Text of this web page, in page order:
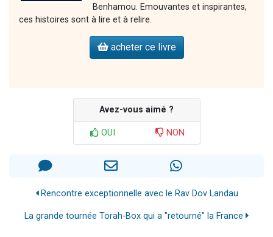
Benhamou. Emouvantes et inspirantes,
ces histoires sont à lire et à relire.
acheter ce livre
Avez-vous aimé ?
OUI NON
Rencontre exceptionnelle avec le Rav Dov Landau
La grande tournée Torah-Box qui a "retourné" la France